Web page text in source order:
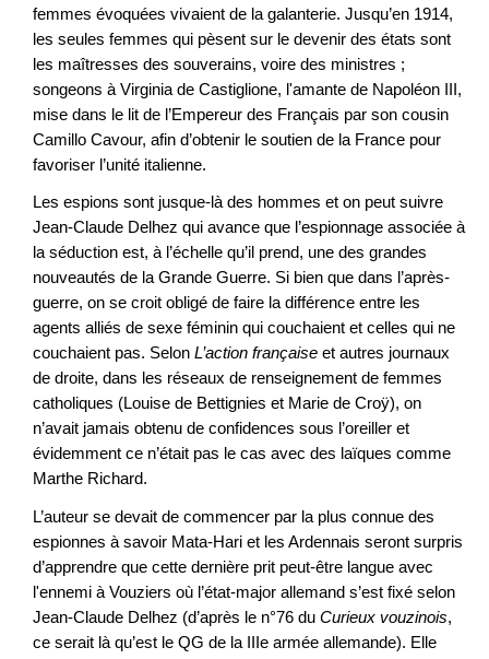
femmes évoquées vivaient de la galanterie. Jusqu’en 1914,
les seules femmes qui pèsent sur le devenir des états sont
les maîtresses des souverains, voire des ministres ;
songeons à Virginia de Castiglione, l'amante de Napoléon III,
mise dans le lit de l’Empereur des Français par son cousin
Camillo Cavour, afin d’obtenir le soutien de la France pour
favoriser l’unité italienne.
Les espions sont jusque-là des hommes et on peut suivre
Jean-Claude Delhez qui avance que l’espionnage associée à
la séduction est, à l’échelle qu’il prend, une des grandes
nouveautés de la Grande Guerre. Si bien que dans l’après-
guerre, on se croit obligé de faire la différence entre les
agents alliés de sexe féminin qui couchaient et celles qui ne
couchaient pas. Selon L’action française et autres journaux
de droite, dans les réseaux de renseignement de femmes
catholiques (Louise de Bettignies et Marie de Croÿ), on
n’avait jamais obtenu de confidences sous l’oreiller et
évidemment ce n’était pas le cas avec des laïques comme
Marthe Richard.
L’auteur se devait de commencer par la plus connue des
espionnes à savoir Mata-Hari et les Ardennais seront surpris
d’apprendre que cette dernière prit peut-être langue avec
l'ennemi à Vouziers où l’état-major allemand s’est fixé selon
Jean-Claude Delhez (d’après le n°76 du Curieux vouzinois,
ce serait là qu’est le QG de la IIIe armée allemande). Elle